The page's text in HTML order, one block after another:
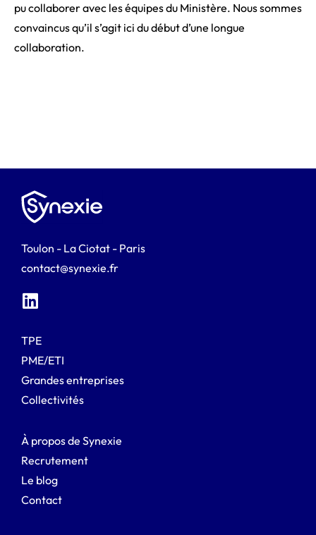
pu collaborer avec les équipes du Ministère. Nous sommes
convaincus qu’il s’agit ici du début d’une longue
collaboration.
Toulon - La Ciotat - Paris
contact@synexie.fr
TPE
PME/ETI
Grandes entreprises
Collectivités
À propos de Synexie
Recrutement
Le blog
Contact